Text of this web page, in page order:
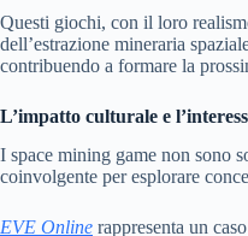
Questi giochi, con il loro
dell’estrazione mineraria
contribuendo a formare la
L’impatto culturale e
I space mining game non sono
coinvolgente per esplorare
EVE Online rappresenta un